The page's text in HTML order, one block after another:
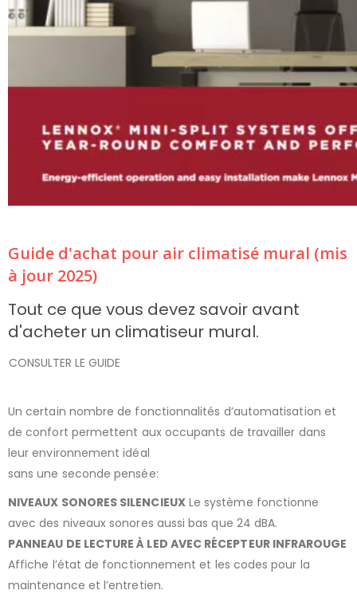
Guide d'achat pour air climatisé mural (mis
à jour 2025)
Tout ce que vous devez savoir avant
d'acheter un climatiseur mural.
CONSULTER LE GUIDE
Un certain nombre de fonctionnalités d’automatisation et
de confort permettent aux occupants de travailler dans
leur environnement idéal
sans une seconde pensée:
NIVEAUX SONORES SILENCIEUXLe système fonctionne
avec des niveaux sonores aussi bas que 24 dBA.
PANNEAU DE LECTURE À LED AVEC RÉCEPTEUR INFRAROUGE
Affiche l’état de fonctionnement et les codes pour la
maintenance et l’entretien.